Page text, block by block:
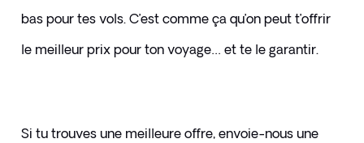
bas pour tes vols. C’est comme ça qu’on peut t’offrir
le meilleur prix pour ton voyage… et te le garantir.
Si tu trouves une meilleure offre, envoie-nous une